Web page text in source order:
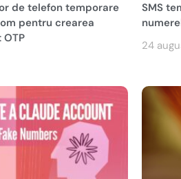
de telefon temporare
pentru crearea
SMS
24